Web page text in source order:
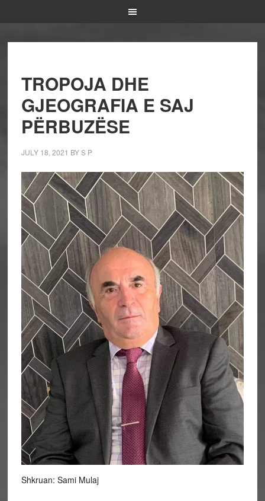
TROPOJA DHE
GJEOGRAFIA E SAJ
PËRBUZËSE
JULY 18, 2021 BYS P
Shkruan: Sami Mulaj